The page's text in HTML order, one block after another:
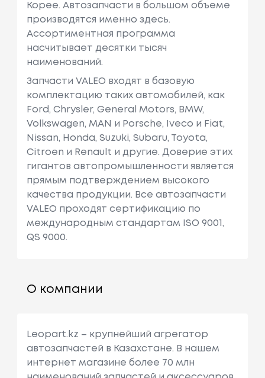
Корее. Автозапчасти в большом объеме
производятся именно здесь.
Ассортиментная программа
насчитывает десятки тысяч
наименований.
Запчасти VALEO входят в базовую
комплектацию таких автомобилей, как
Ford, Chrysler, General Motors, BMW,
Volkswagen, MAN и Porsche, Iveco и Fiat,
Nissan, Honda, Suzuki, Subaru, Toyota,
Citroen и Renault и другие. Доверие этих
гигантов автопромышленности является
прямым подтверждением высокого
качества продукции. Все автозапчасти
VALEO проходят сертификацию по
международным стандартам ISO 9001,
QS 9000.
О компании
Leopart.kz – крупнейший агрегатор
автозапчастей в Казахстане. В нашем
интернет магазине более 70 млн